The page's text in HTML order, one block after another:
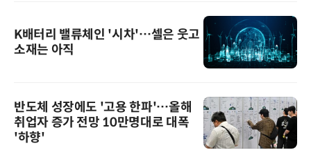
K배터리 밸류체인 '시차'…셀은 웃고
소재는 아직
반도체 성장에도 '고용 한파'…올해
취업자 증가 전망 10만명대로 대폭
'하향'